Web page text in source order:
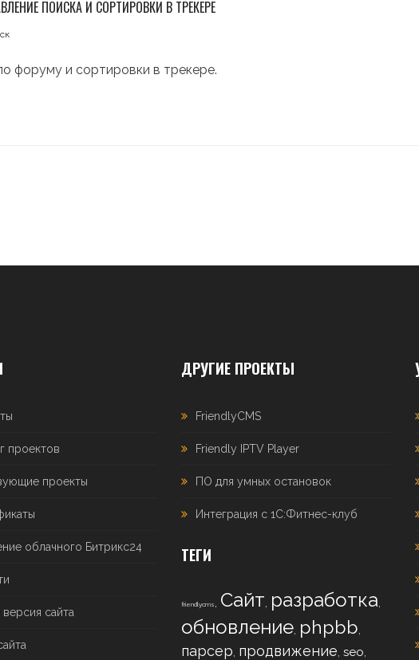
ПОИСКА И СОРТИРОВКИ В ТРЕКЕРЕ
форуму и сортировки в трекере.
проектов
проекты
облачного Битрикс24
версия сайта
ДРУГИЕ ПРОЕКТЫ
FriendlyCMS
Friendly IPTV Player
ПО для умных остановок
Интеграция с 1С:Фитнес-клуб
ТЕГИ
friendlycms , Сайт, разработка,
обновление, phpbb,
парсер, продвижение, seo,